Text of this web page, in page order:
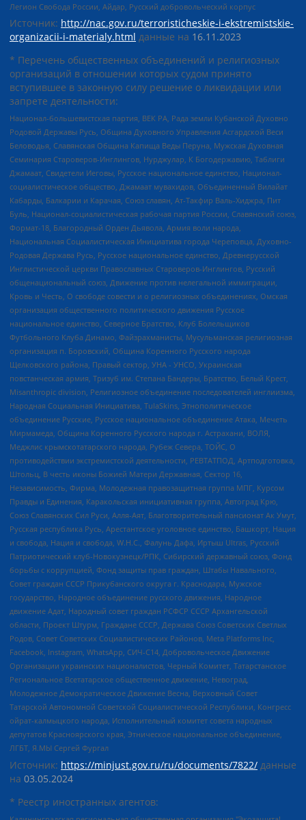
Легион Свобода России, Айдар, Русский добровольческий корпус
Источник: http://nac.gov.ru/terroristicheskie-i-ekstremistskie-
organizacii-i-materialy.html данные на 16.11.2023
* Перечень общественных объединений и религиозных
организаций в отношении которых судом принято
вступившее в законную силу решение о ликвидации или
запрете деятельности:
Национал-большевистская партия, ВЕК РА, Рада земли Кубанской Духовно
Родовой Державы Русь, Община Духовного Управления Асгардской Веси
Беловодья, Славянская Община Капища Веды Перуна, Мужская Духовная
Семинария Староверов-Инглингов, Нурджулар, К Богодержавию, Таблиги
Джамаат, Свидетели Иеговы, Русское национальное единство, Национал-
социалистическое общество, Джамаат мувахидов, Объединенный Вилайат
Кабарды, Балкарии и Карачая, Союз славян, Ат-Такфир Валь-Хиджра, Пит
Буль, Национал-социалистическая рабочая партия России, Славянский союз,
Формат-18, Благородный Орден Дьявола, Армия воли народа,
Национальная Социалистическая Инициатива города Череповца, Духовно-
Родовая Держава Русь, Русское национальное единство, Древнерусской
Инглистической церкви Православных Староверов-Инглингов, Русский
общенациональный союз, Движение против нелегальной иммиграции,
Кровь и Честь, О свободе совести и о религиозных объединениях, Омская
организация общественного политического движения Русское
национальное единство, Северное Братство, Клуб Болельщиков
Футбольного Клуба Динамо, Файзрахманисты, Мусульманская религиозная
организация п. Боровский, Община Коренного Русского народа
Щелковского района, Правый сектор, УНА - УНСО, Украинская
повстанческая армия, Тризуб им. Степана Бандеры, Братство, Белый Крест,
Misanthropic division, Религиозное объединение последователей инглиизма,
Народная Социальная Инициатива, TulaSkins, Этнополитическое
объединение Русские, Русское национальное объединение Атака, Мечеть
Мирмамеда, Община Коренного Русского народа г. Астрахани, ВОЛЯ,
Меджлис крымскотатарского народа, Рубеж Севера, ТОЙС, О
противодействии экстремистской деятельности, РЕВТАТПОД, Артподготовка,
Штольц, В честь иконы Божией Матери Державная, Сектор 16,
Независимость, Фирма, Молодежная правозащитная группа МПГ, Курсом
Правды и Единения, Каракольская инициативная группа, Автоград Крю,
Союз Славянских Сил Руси, Алля-Аят, Благотворительный пансионат Ак Умут,
Русская республика Русь, Арестантское уголовное единство, Башкорт, Нация
и свобода, Нация и свобода, W.H.С., Фалунь Дафа, Иртыш Ultras, Русский
Патриотический клуб-Новокузнецк/РПК, Сибирский державный союз, Фонд
борьбы с коррупцией, Фонд защиты прав граждан, Штабы Навального,
Совет граждан СССР Прикубанского округа г. Краснодара, Мужское
государство, Народное объединение русского движения, Народное
движение Адат, Народный совет граждан РСФСР СССР Архангельской
области, Проект Штурм, Граждане СССР, Держава Союз Советских Светлых
Родов, Совет Советских Социалистических Районов, Meta Platforms Inc,
Facebook, Instagram, WhatsApp, СИЧ-С14, Добровольческое Движение
Организации украинских националистов, Черный Комитет, Татарстанское
Региональное Всетатарское общественное движение, Невоград,
Молодежное Демократическое Движение Весна, Верховный Совет
Татарской Автономной Советской Социалистической Республики, Конгресс
ойрат-калмыцкого народа, Исполнительный комитет совета народных
депутатов Красноярского края, Этническое национальное объединение,
ЛГБТ, Я.МЫ Сергей Фургал
Источник: https://minjust.gov.ru/ru/documents/7822/ данные
на 03.05.2024
* Реестр иностранных агентов: